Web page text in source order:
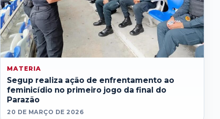
MATERIA
Segup realiza ação de enfrentamento ao
feminicídio no primeiro jogo da final do
Parazão
20 DE MARÇO DE 2026